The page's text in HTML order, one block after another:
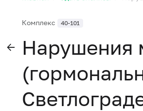
Комплекс 40-101
Нарушения